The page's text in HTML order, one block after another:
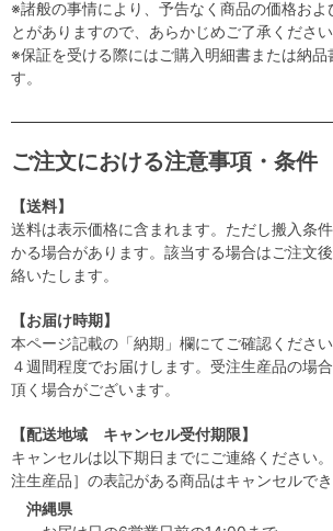
※諸般の事情により、予告なく商品の価格およ
とがありますので、あらかじめご了承ください
※保証を受ける際にはご購入明細書または納
す。
ご注文における注意事項・条件
【送料】
送料は表示価格に含まれます。ただし搬入条
かる場合があります。該当する場合はご注文
絡いたします。
【お届け時期】
本ページ記載の「納期」欄にてご確認くださ
４週間程度でお届けします。受注生産品の場
頂く場合がございます。
【配送地域 キャンセル受付期限】
キャンセルは以下期日までにご連絡ください
注生産品］の表記がある商品はキャンセルでき
沖縄県